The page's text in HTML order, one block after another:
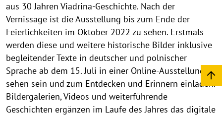
aus 30 Jahren Viadrina-Geschichte. Nach der
Vernissage ist die Ausstellung bis zum Ende der
Feierlichkeiten im Oktober 2022 zu sehen. Erstmals
werden diese und weitere historische Bilder inklusive
begleitender Texte in deutscher und polnischer
Sprache ab dem 15. Juli in einer Online-Ausstellung zu
sehen sein und zum Entdecken und Erinnern einladen.
Bildergalerien, Videos und weiterführende
Geschichten ergänzen im Laufe des Jahres das digitale